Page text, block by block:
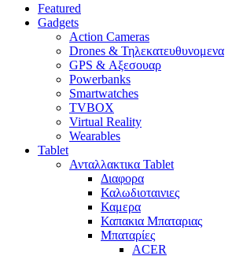
Featured
Gadgets
Action Cameras
Drones & Τηλεκατευθυνομενα
GPS & Αξεσουαρ
Powerbanks
Smartwatches
TVBOX
Virtual Reality
Wearables
Tablet
Ανταλλακτικα Tablet
Διαφορα
Καλωδιοταινιες
Καμερα
Καπακια Μπαταριας
Μπαταρίες
ACER